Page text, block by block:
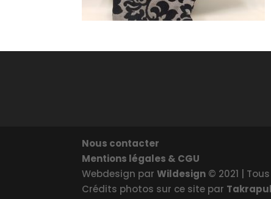
Nous contacter
Mentions légales & CGU
Webdesign parWildesign © 2021 |
Crédits photos sur ce site par